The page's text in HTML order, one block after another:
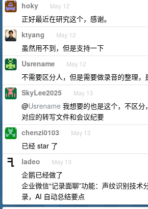
hoky May 12
正好最近在研究这个，感谢。
ktyang May 12
虽然用不到，但是支持一下
Usrename May 12
不需要区分人，但是需要做录音的整理，
SkyLee2025 May 13
@Usrename 我想要的也是这个，不区
对应的转写文件和会议纪要
chenzi0103 May 13
已经 star 了
ladeo May 13
企鹅已经做了
企业微信“记录面聊”功能：声纹识别技术
录，AI 自动总结要点